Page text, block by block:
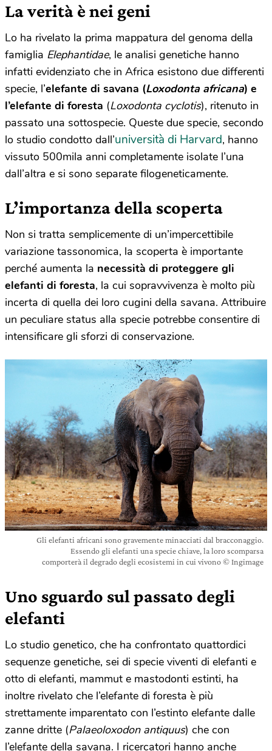
La verità è nei geni
Lo ha rivelato la prima mappatura del genoma della
famiglia Elephantidae, le analisi genetiche hanno
infatti evidenziato che in Africa esistono due differenti
specie, l’elefante di savana (Loxodonta africana) e
l’elefante di foresta (Loxodonta cyclotis), ritenuto in
passato una sottospecie. Queste due specie, secondo
lo studio condotto dall’università di Harvard, hanno
vissuto 500mila anni completamente isolate l’una
dall’altra e si sono separate filogeneticamente.
L’importanza della scoperta
Non si tratta semplicemente di un’impercettibile
variazione tassonomica, la scoperta è importante
perché aumenta la necessità di proteggere gli
elefanti di foresta, la cui sopravvivenza è molto più
incerta di quella dei loro cugini della savana. Attribuire
un peculiare status alla specie potrebbe consentire di
intensificare gli sforzi di conservazione.
Gli elefanti africani sono gravemente minacciati dal bracconaggio.
Essendo gli elefanti una specie chiave, la loro scomparsa
comporterà il degrado degli ecosistemi in cui vivono © Ingimage
Uno sguardo sul passato degli
elefanti
Lo studio genetico, che ha confrontato quattordici
sequenze genetiche, sei di specie viventi di elefanti e
otto di elefanti, mammut e mastodonti estinti, ha
inoltre rivelato che l’elefante di foresta è più
strettamente imparentato con l’estinto elefante dalle
zanne dritte (Palaeoloxodon antiquus) che con
l’elefante della savana. I ricercatori hanno anche